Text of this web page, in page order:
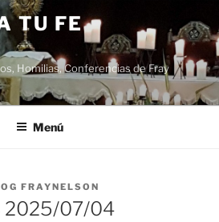
TU FE
Homilias, Conferencias de Fray
Menú
FRAYNELSON
2025/07/04